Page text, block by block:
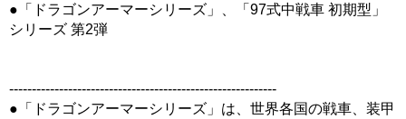
●「ドラゴンアーマーシリーズ」、「97式中戦車 初期型」
シリーズ 第2弾
-----------------------------------------------------------
●「ドラゴンアーマーシリーズ」は、世界各国の戦車、装甲